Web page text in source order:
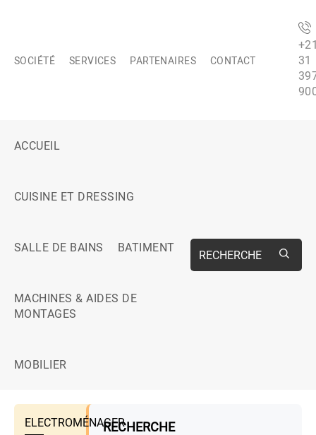
SOCIÉTÉ SERVICES PARTENAIRES CONTACT
31
ACCUEIL
CUISINE ET DRESSING
SALLE DE BAINS BATIMENT
MACHINES & AIDES DE
MONTAGES
MOBILIER
RECHERCHE
ELECTROMÉNAGERRECHERCHE